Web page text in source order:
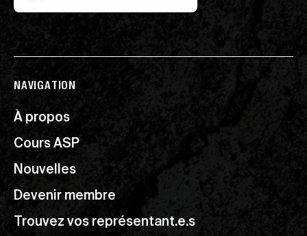
NAVIGATION
À propos
Cours ASP
Nouvelles
Devenir membre
Trouvez vos représentant.e.s